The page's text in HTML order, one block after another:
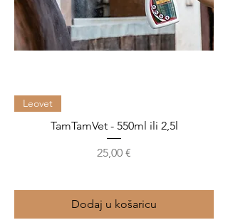
Leovet
TamTamVet - 550ml ili 2,5l
Cijena
25,00 €
Dodaj u košaricu